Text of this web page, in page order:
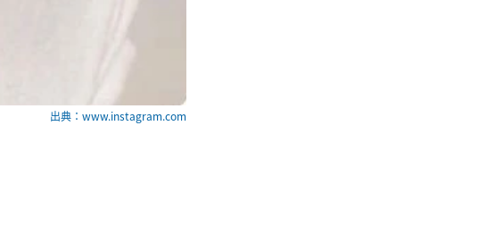
出典：www.instagram.com